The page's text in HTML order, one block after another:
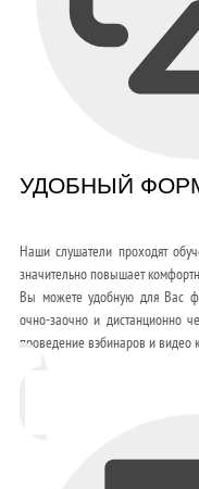
УДОБНЫЙ
Наши слушатели проходят
значительно повышает
Вы можете удобную для Вас
очно-заочно и дистанционно
проведение вэбинаров и видео